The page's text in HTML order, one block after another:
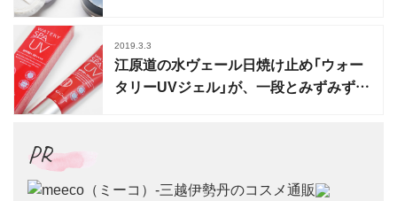
2019.3.3
江原道の水ヴェール日焼け止め「ウォー
タリーUVジェル」が、一段とみずみずし
PR